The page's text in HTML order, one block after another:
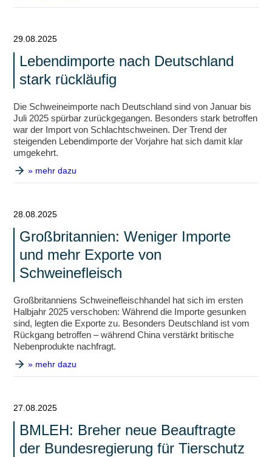
29.08.2025
Lebendimporte nach Deutschland
stark rückläufig
Die Schweineimporte nach Deutschland sind von Januar bis
Juli 2025 spürbar zurückgegangen. Besonders stark betroffen
war der Import von Schlachtschweinen. Der Trend der
steigenden Lebendimporte der Vorjahre hat sich damit klar
umgekehrt.
» mehr dazu
28.08.2025
Großbritannien: Weniger Importe
und mehr Exporte von
Schweinefleisch
Großbritanniens Schweinefleischhandel hat sich im ersten
Halbjahr 2025 verschoben: Während die Importe gesunken
sind, legten die Exporte zu. Besonders Deutschland ist vom
Rückgang betroffen – während China verstärkt britische
Nebenprodukte nachfragt.
» mehr dazu
27.08.2025
BMLEH: Breher neue Beauftragte
der Bundesregierung für Tierschutz